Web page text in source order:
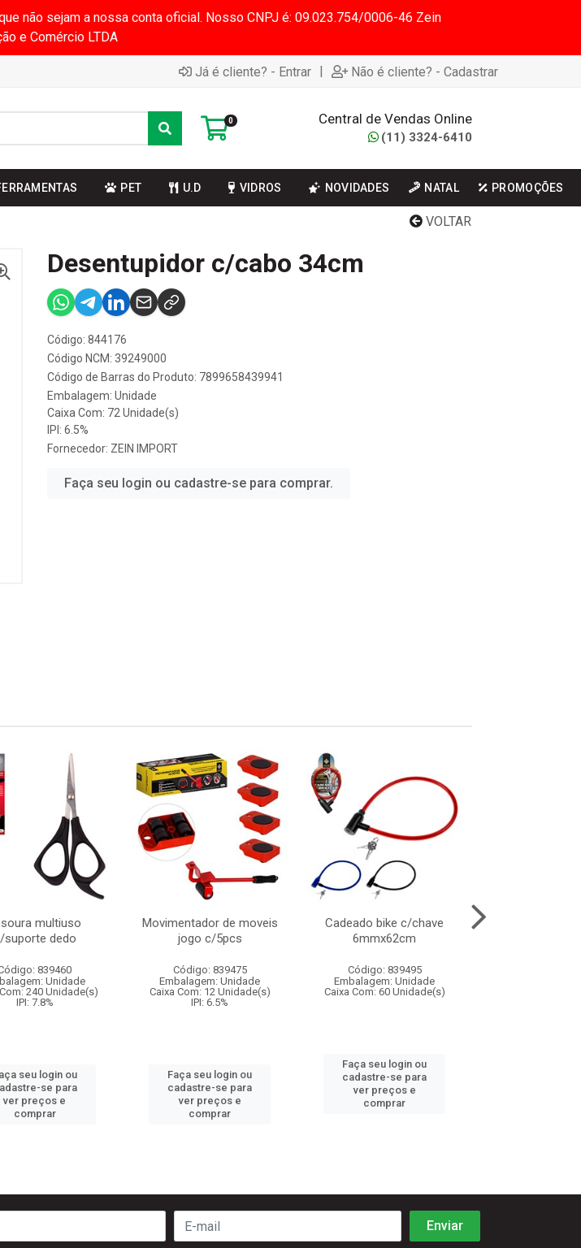
não sejam a nossa conta oficial. Nosso CNPJ é: 09.023.754/0006-46 Zein
e Comércio LTDA
Já é cliente? - Entrar | Não é cliente? - Cadastrar
0 Central de Vendas Online
(11) 3324-6410
PET U.D VIDROS NOVIDADES NATAL PROMOÇÕES
VOLTAR
Desentupidor c/cabo 34cm
Código: 844176
Código NCM: 39249000
Código de Barras do Produto: 7899658439941
Embalagem: Unidade
Caixa Com: 72 Unidade(s)
IPI: 6.5%
Fornecedor: ZEIN IMPORT
Faça seu login ou cadastre-se para comprar.
multiuso
suporte dedo
839460
Unidade
240 Unidade(s)
IPI: 7.8%
seu login ou
se para
ver preços e
comprar
Movimentador de moveis
jogo c/5pcs
Código: 839475
Embalagem: Unidade
Caixa Com: 12 Unidade(s)
IPI: 6.5%
Faça seu login ou
cadastre-se para
ver preços e
comprar
Cadeado bike c/chave
6mmx62cm
Código: 839495
Embalagem: Unidade
Caixa Com: 60 Unidade(s)
Faça seu login ou
cadastre-se para
ver preços e
comprar